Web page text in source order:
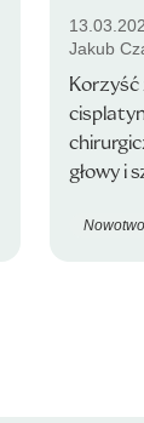
Jakub
Korzyść
głowy i